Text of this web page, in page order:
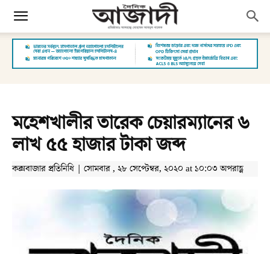
মহেশখালীর তারেক চেয়ারম্যানের ৬
লাখ ৫৫ হাজার টাকা জব্দ
কক্সবাজার প্রতিনিধি | সোমবার , ২৮ সেপ্টেম্বর, ২০২০ at ১০:০৩ অপরাহ্ণ